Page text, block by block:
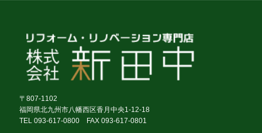
〒807-1102
福岡県北九州市八幡西区香月中央1-12-18
TEL 093-617-0800 FAX 093-617-0801